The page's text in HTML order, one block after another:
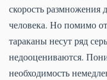
скорость
человека. Но помимо
тараканы несут ряд
недооцениваются.
необходимость